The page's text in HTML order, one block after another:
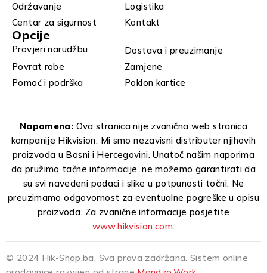
Održavanje
Logistika
Centar za sigurnost
Kontakt
Opcije
Provjeri narudžbu
Dostava i preuzimanje
Povrat robe
Zamjene
Pomoć i podrška
Poklon kartice
Napomena: Ova stranica nije zvanična web stranica
kompanije Hikvision. Mi smo nezavisni distributer njihovih
proizvoda u Bosni i Hercegovini. Unatoč našim naporima
da pružimo tačne informacije, ne možemo garantirati da
su svi navedeni podaci i slike u potpunosti točni. Ne
preuzimamo odgovornost za eventualne pogreške u opisu
proizvoda. Za zvanične informacije posjetite
www.hikvision.com.
© 2024 Hik-Shop.ba. Sva prava zadržana. Sistem online